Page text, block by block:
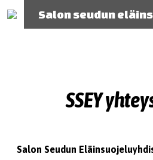
SSEY
Salon Seudun